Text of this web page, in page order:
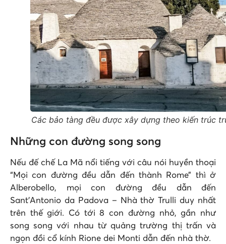
Các bảo tàng đều được xây dựng theo kiến trúc
Những con đường song song
Nếu đế chế La Mã nổi tiếng với câu nói huyền thoại
“Mọi con đường đều dẫn đến thành Rome” thì ở
Alberobello, mọi con đường đều dẫn đến
Sant’Antonio da Padova – Nhà thờ Trulli duy nhất
trên thế giới. Có tới 8 con đường nhỏ, gần như
song song với nhau từ quảng trường thị trấn và
ngọn đồi cổ kính Rione dei Monti dẫn đến nhà thờ.